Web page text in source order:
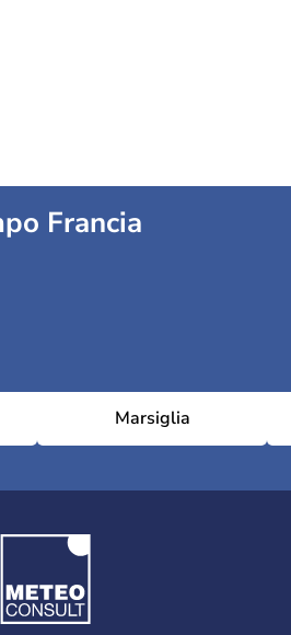
Francia
Marsiglia